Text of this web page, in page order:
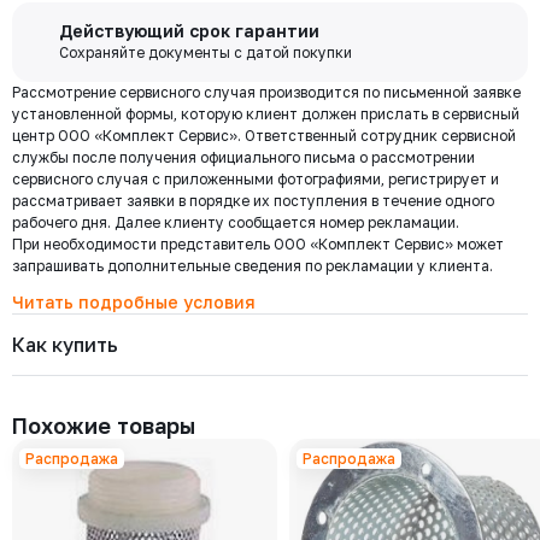
Обмен документами через Диадок это обмен и подписание
любых документов без дублирования на бумаге. Приглашаем Вас
приступить к работе по обмену документами в электронном
виде.
Подробнее
Бесплатная
доставка по
Москве и
области при
заказе от 30
000 ₽
Региональная доставка
Мы стремимся сократить издержки по доставке заказов для наших
клиентов!
Москве. Условия доставки до терминалов ТК в других городах
терминала ТК оплачиваются отдельно.
Самовывоз
Осуществляется с
8:00 до 17:30 после полной оплаты заказа и по
предварительной договоренности с менеджером. Важно: Ваш
Действующий срок гарантии
Сохраняйте документы с датой покупки
Рассмотрение сервисного случая производится по письменной заявке
установленной формы, которую клиент должен прислать в сервисный
центр ООО «Комплект Сервис». Ответственный сотрудник сервисной
службы после получения официального письма о рассмотрении
сервисного случая с приложенными фотографиями, регистрирует и
рассматривает заявки в порядке их поступления в течение одного
рабочего дня. Далее клиенту сообщается номер рекламации.
При необходимости представитель ООО «Комплект Сервис» может
запрашивать дополнительные сведения по рекламации у клиента.
Читать подробные условия
Как купить
Выберите товары и добавьте
их в корзину
Заполните данные, выберите
доставку
Похожие товары
Распродажа Распродажа